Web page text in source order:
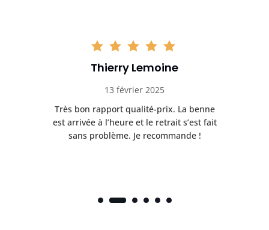
Thierry Lemoine
13 février 2025
Très bon rapport qualité-prix. La benne
est arrivée à l’heure et le retrait s’est fait
sans problème. Je recommande !